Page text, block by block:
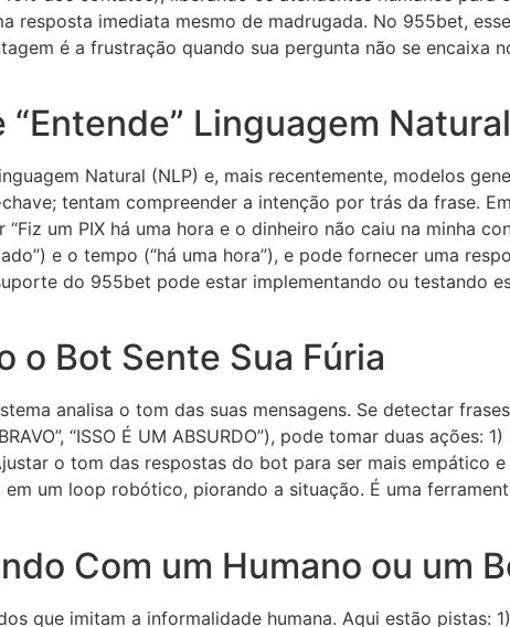
resposta imediata mesmo de madrugada. No 955bet,
é a frustração quando sua pergunta não se encaixa
Linguagem Natural
Natural (NLP) e, mais recentemente, modelos
tentam compreender a intenção por trás da frase.
um PIX há uma hora e o dinheiro não caiu na minha
e o tempo (“há uma hora”), e pode fornecer uma
do 955bet pode estar implementando ou testando
o Bot Sente Sua Fúria
analisa o tom das suas mensagens. Se detectar
“ISSO É UM ABSURDO”), pode tomar duas ações:
o tom das respostas do bot para ser mais empático
um loop robótico, piorando a situação. É uma
Com um Humano ou um
que imitam a informalidade humana. Aqui estão pistas: